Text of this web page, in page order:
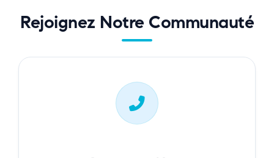
Rejoignez Notre Communauté